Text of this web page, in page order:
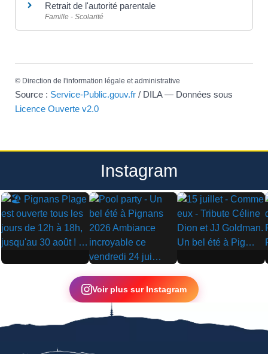
Retrait de l'autorité parentale
Famille - Scolarité
© Direction de l'information légale et administrative
Source : Service-Public.gouv.fr / DILA — Données sous
Licence Ouverte v2.0
Instagram
▶
▶
▶
Voir plus sur Instagram